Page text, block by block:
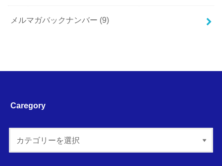
メルマガバックナンバー (9)
Caregory